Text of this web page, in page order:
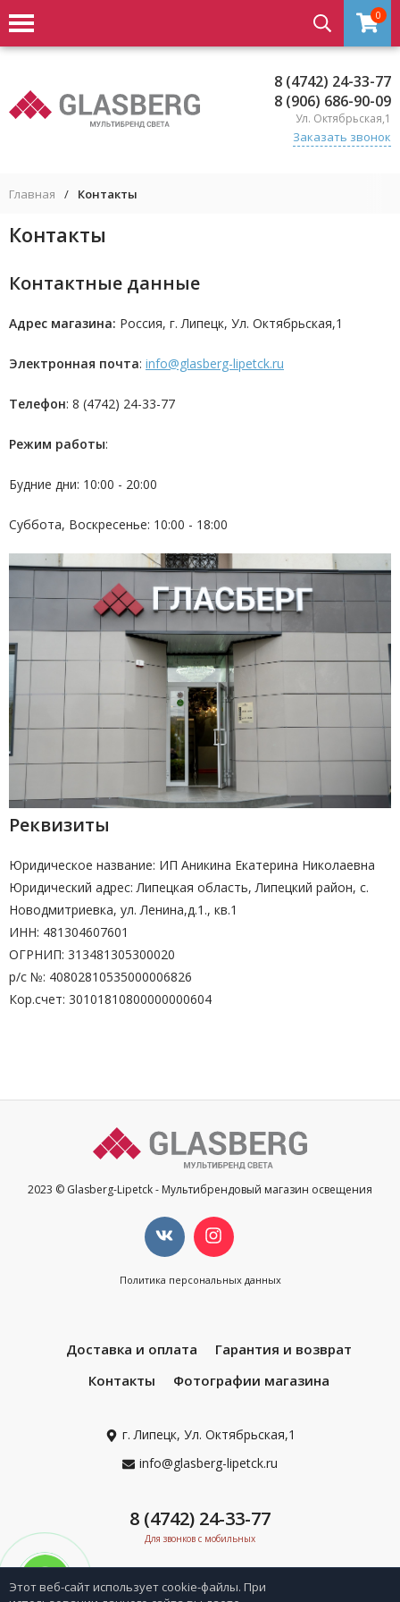
0
8 (4742) 24-33-77
8 (906) 686-90-09
Ул. Октябрьская,1
Заказать звонок
Главная / Контакты
Контакты
Контактные данные
Адрес магазина: Россия, г. Липецк, Ул. Октябрьская,1
Электронная почта: info@glasberg-lipetck.ru
Телефон: 8 (4742) 24-33-77
Режим работы:
Будние дни: 10:00 - 20:00
Суббота, Воскресенье: 10:00 - 18:00
Реквизиты
Юридическое название: ИП Аникина Екатерина Николаевна
Юридический адрес: Липецкая область, Липецкий район, с.
Новодмитриевка, ул. Ленина,д.1., кв.1
ИНН: 481304607601
ОГРНИП: 313481305300020
р/с №: 40802810535000006826
Кор.счет: 30101810800000000604
2023 © Glasberg-Lipetck - Мультибрендовый магазин освещения
Политика персональных данных
Доставка и оплата
Гарантия и возврат
Контакты
Фотографии магазина
г. Липецк, Ул. Октябрьская,1
info@glasberg-lipetck.ru
8 (4742) 24-33-77
Для звонков с мобильных
Этот веб-сайт использует cookie-файлы. При